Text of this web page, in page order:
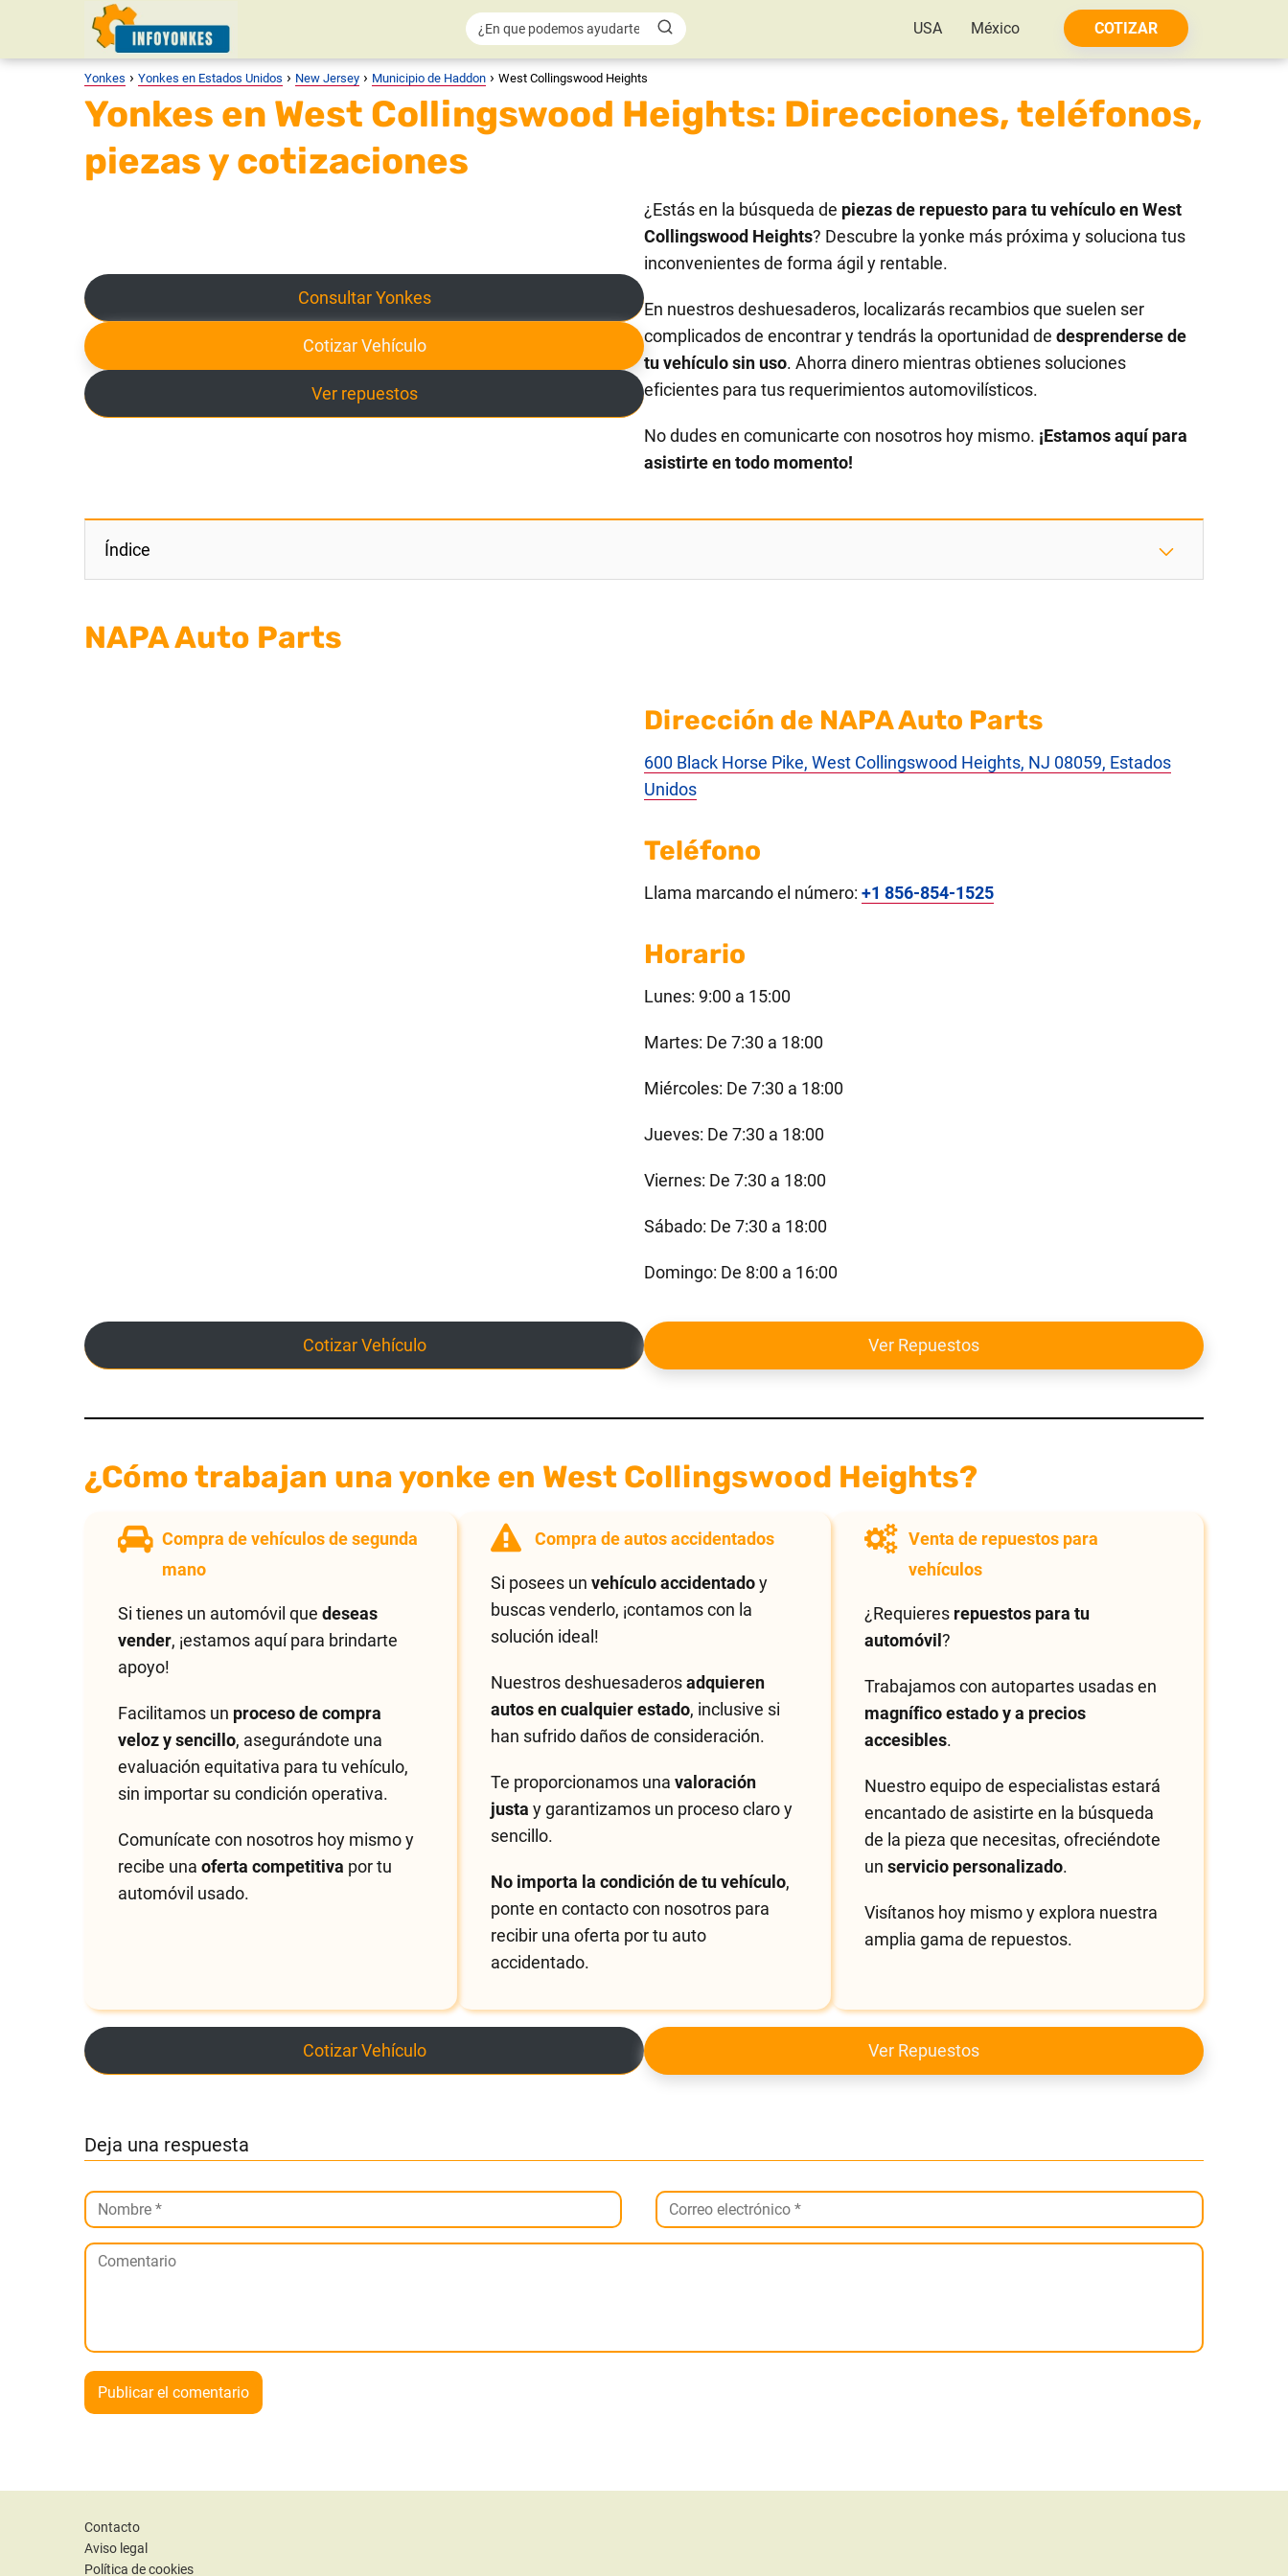
USA México COTIZAR
Yonkes Yonkes en Estados Unidos New Jersey Municipio de Haddon West Collingswood Heights
Yonkes en West Collingswood Heights: Direcciones, teléfonos,
piezas y cotizaciones
Consultar Yonkes
Cotizar Vehículo
Ver repuestos
¿Estás en la búsqueda de piezas de repuesto para tu vehículo en West
Collingswood Heights? Descubre la yonke más próxima y soluciona tus
inconvenientes de forma ágil y rentable.
En nuestros deshuesaderos, localizarás recambios que suelen ser
complicados de encontrar y tendrás la oportunidad de desprenderse de
tu vehículo sin uso. Ahorra dinero mientras obtienes soluciones
eficientes para tus requerimientos automovilísticos.
No dudes en comunicarte con nosotros hoy mismo. ¡Estamos aquí para
asistirte en todo momento!
Índice
NAPA Auto Parts
Dirección de NAPA Auto Parts
600 Black Horse Pike, West Collingswood Heights, NJ 08059, Estados
Unidos
Teléfono
Llama marcando el número: +1 856-854-1525
Horario
Lunes: 9:00 a 15:00
Martes: De 7:30 a 18:00
Miércoles: De 7:30 a 18:00
Jueves: De 7:30 a 18:00
Viernes: De 7:30 a 18:00
Sábado: De 7:30 a 18:00
Domingo: De 8:00 a 16:00
Cotizar Vehículo Ver Repuestos
¿Cómo trabajan una yonke en West Collingswood Heights?
Compra de vehículos de segunda
mano
Si tienes un automóvil quedeseas
vender, ¡estamos aquí para brindarte
apoyo!
Facilitamos un proceso de compra
veloz y sencillo, asegurándote una
evaluación equitativa para tu vehículo,
sin importar su condición operativa.
Comunícate con nosotros hoy mismo y
recibe unaoferta competitiva por tu
automóvil usado.
Compra de autos accidentados
Si posees unvehículo accidentadoy
buscas venderlo, ¡contamos con la
solución ideal!
Nuestros deshuesaderosadquieren
autos en cualquier estado, inclusive si
han sufrido daños de consideración.
Te proporcionamos unavaloración
justa y garantizamos un proceso claro y
sencillo.
No importa la condición de tu vehículo,
ponte en contacto con nosotros para
recibir una oferta por tu auto
accidentado.
Venta de repuestos para
vehículos
¿Requieres repuestos para tu
automóvil?
Trabajamos con autopartes usadas en
magnífico estado y a precios
accesibles.
Nuestro equipo de especialistas estará
encantado de asistirte en la búsqueda
de la pieza que necesitas, ofreciéndote
un servicio personalizado.
Visítanos hoy mismo y explora nuestra
amplia gama de repuestos.
Cotizar Vehículo Ver Repuestos
Deja una respuesta
Contacto
Aviso legal
Política de cookies